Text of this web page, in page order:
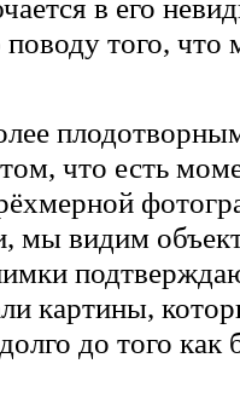
в его
поводу того,
что есть
мы видим
картины,
до того